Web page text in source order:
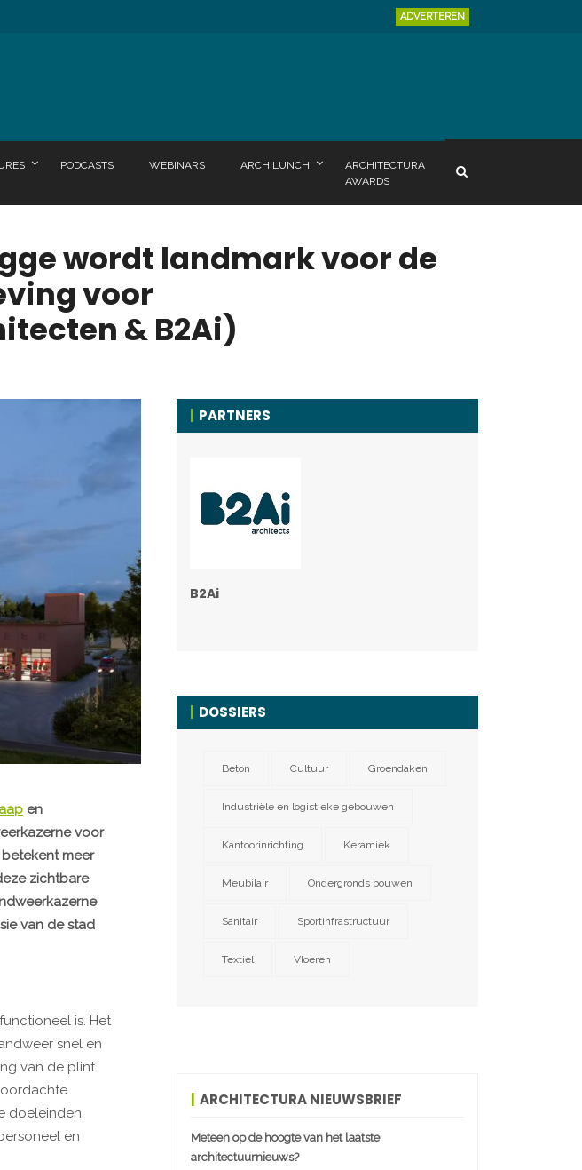
ADVERTEREN
PODCASTS WEBINARS ARCHILUNCH
ARCHITECTURA
AWARDS
wordt landmark voor de
voor
& B2Ai)
en
voor
meer
zichtbare
van de stad
is. Het
snel en
van de plint
doeleinden
en
PARTNERS
B2Ai
DOSSIERS
Beton Cultuur Groendaken
Industriële en logistieke gebouwen
Kantoorinrichting Keramiek
Meubilair Ondergronds bouwen
Sanitair Sportinfrastructuur
Textiel Vloeren
ARCHITECTURA NIEUWSBRIEF
Meteen op de hoogte van het laatste
architectuurnieuws?